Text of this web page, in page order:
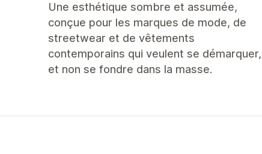
Une esthétique sombre et assumée,
conçue pour les marques de mode, de
streetwear et de vêtements
contemporains qui veulent se démarquer,
et non se fondre dans la masse.